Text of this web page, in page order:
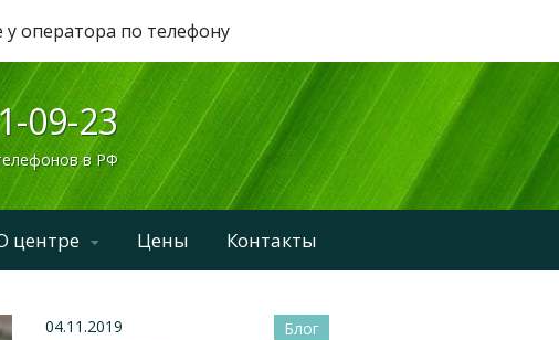
у оператора по телефону
09-23
в РФ
центре Цены Контакты
04.11.2019 Блог